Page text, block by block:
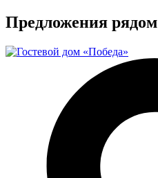
Предложения рядом